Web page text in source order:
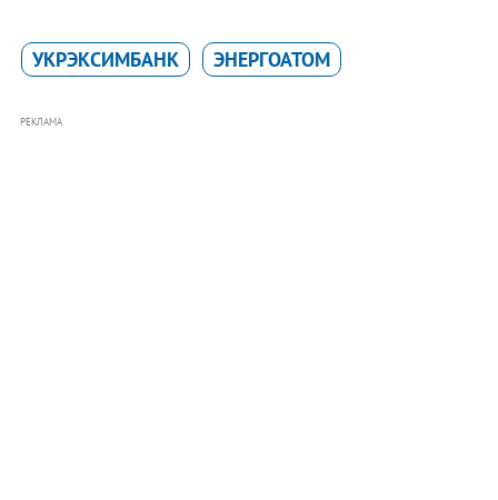
УКРЭКСИМБАНК ЭНЕРГОАТОМ
РЕКЛАМА